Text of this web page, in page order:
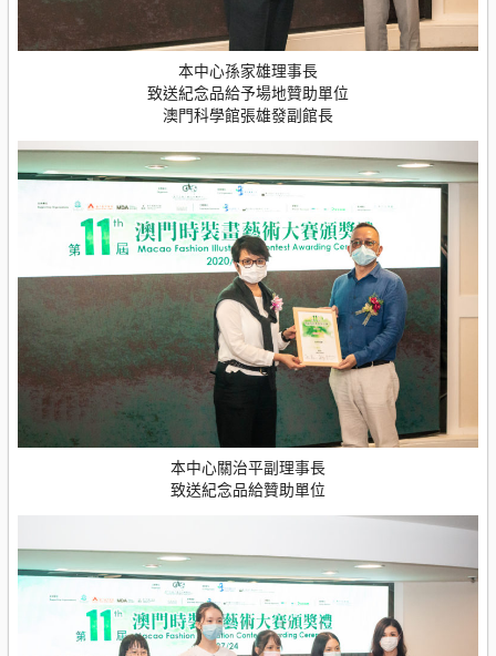
本中心孫家雄理事長
致送紀念品給予場地贊助單位
澳門科學館張雄發副館長
本中心關治平副理事長
致送紀念品給贊助單位